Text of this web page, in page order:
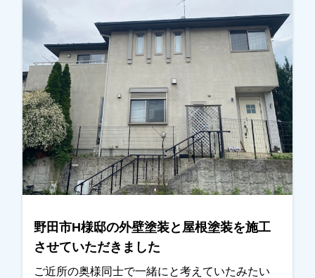
野田市H様邸の外壁塗装と屋根塗装を施工
させていただきました
ご近所の奥様同士で一緒にと考えていたみたい